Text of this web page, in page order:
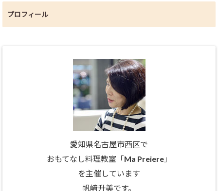
プロフィール
愛知県名古屋市西区で
おもてなし料理教室「Ma Preiere」
を主催しています
帆﨑升美です。